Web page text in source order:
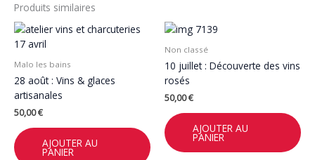
Produits similaires
Malo les bains
28 août : Vins & glaces
artisanales
50,00€
AJOUTER AU
PANIER
Non classé
10 juillet : Découverte des vins
rosés
50,00€
AJOUTER AU
PANIER